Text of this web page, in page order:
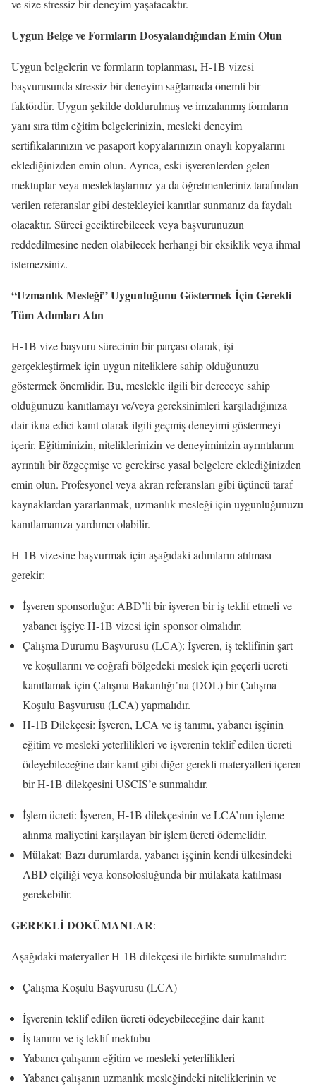
ve size stressiz bir deneyim yaşatacaktır.
Uygun Belge ve Formların Dosyalandığından Emin Olun
Uygun belgelerin ve formların toplanması, H-1B vizesi
başvurusunda stressiz bir deneyim sağlamada önemli bir
faktördür. Uygun şekilde doldurulmuş ve imzalanmış formların
yanı sıra tüm eğitim belgelerinizin, mesleki deneyim
sertifikalarınızın ve pasaport kopyalarınızın onaylı kopyalarını
eklediğinizden emin olun. Ayrıca, eski işverenlerden gelen
mektuplar veya meslektaşlarınız ya da öğretmenleriniz tarafından
verilen referanslar gibi destekleyici kanıtlar sunmanız da faydalı
olacaktır. Süreci geciktirebilecek veya başvurunuzun
reddedilmesine neden olabilecek herhangi bir eksiklik veya ihmal
istemezsiniz.
“Uzmanlık Mesleği” Uygunluğunu Göstermek İçin Gerekli
Tüm Adımları Atın
H-1B vize başvuru sürecinin bir parçası olarak, işi
gerçekleştirmek için uygun niteliklere sahip olduğunuzu
göstermek önemlidir. Bu, meslekle ilgili bir dereceye sahip
olduğunuzu kanıtlamayı ve/veya gereksinimleri karşıladığınıza
dair ikna edici kanıt olarak ilgili geçmiş deneyimi göstermeyi
içerir. Eğitiminizin, niteliklerinizin ve deneyiminizin ayrıntılarını
ayrıntılı bir özgeçmişe ve gerekirse yasal belgelere eklediğinizden
emin olun. Profesyonel veya akran referansları gibi üçüncü taraf
kaynaklardan yararlanmak, uzmanlık mesleği için uygunluğunuzu
kanıtlamanıza yardımcı olabilir.
H-1B vizesine başvurmak için aşağıdaki adımların atılması
gerekir:
İşveren sponsorluğu: ABD’li bir işveren bir iş teklif etmeli ve
yabancı işçiye H-1B vizesi için sponsor olmalıdır.
Çalışma Durumu Başvurusu (LCA): İşveren, iş teklifinin şart
ve koşullarını ve coğrafi bölgedeki meslek için geçerli ücreti
kanıtlamak için Çalışma Bakanlığı’na (DOL) bir Çalışma
Koşulu Başvurusu (LCA) yapmalıdır.
H-1B Dilekçesi: İşveren, LCA ve iş tanımı, yabancı işçinin
eğitim ve mesleki yeterlilikleri ve işverenin teklif edilen ücreti
ödeyebileceğine dair kanıt gibi diğer gerekli materyalleri içeren
bir H-1B dilekçesini USCIS’e sunmalıdır.
İşlem ücreti: İşveren, H-1B dilekçesinin ve LCA’nın işleme
alınma maliyetini karşılayan bir işlem ücreti ödemelidir.
Mülakat: Bazı durumlarda, yabancı işçinin kendi ülkesindeki
ABD elçiliği veya konsolosluğunda bir mülakata katılması
gerekebilir.
GEREKLİ DOKÜMANLAR:
Aşağıdaki materyaller H-1B dilekçesi ile birlikte sunulmalıdır:
Çalışma Koşulu Başvurusu (LCA)
İşverenin teklif edilen ücreti ödeyebileceğine dair kanıt
İş tanımı ve iş teklif mektubu
Yabancı çalışanın eğitim ve mesleki yeterlilikleri
Yabancı çalışanın uzmanlık mesleğindeki niteliklerinin ve